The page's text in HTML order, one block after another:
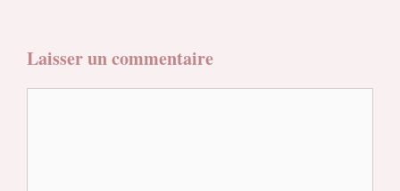
Laisser un commentaire